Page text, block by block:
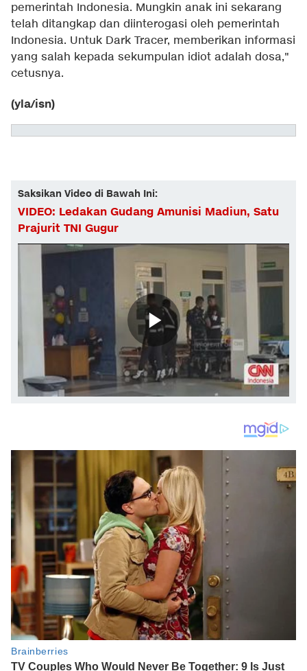
pemerintah Indonesia. Mungkin anak ini sekarang
telah ditangkap dan diinterogasi oleh pemerintah
Indonesia. Untuk Dark Tracer, memberikan informasi
yang salah kepada sekumpulan idiot adalah dosa,"
cetusnya.
(yla/isn)
Saksikan Video di Bawah Ini:
VIDEO: Ledakan Gudang Amunisi Madiun, Satu
Prajurit TNI Gugur